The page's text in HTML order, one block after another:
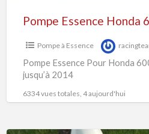
Pompe à Essence
Pompe Essence Pour Honda
jusqu’à 2014
6334 vues totales, 4 aujourd'hui